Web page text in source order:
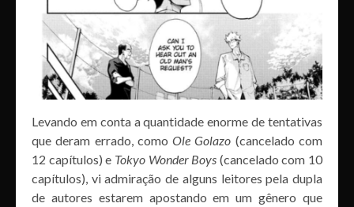
Levando em conta a quantidade enorme de tentativas
que deram errado, comoOle Golazo (cancelado com
12 capítulos) e Tokyo Wonder Boys (cancelado com 10
capítulos), vi admiração de alguns leitores pela dupla
de autores estarem apostando em um gênero que